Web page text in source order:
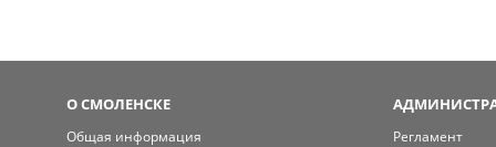
О СМОЛЕНСКЕ
Общая информация
Регламент